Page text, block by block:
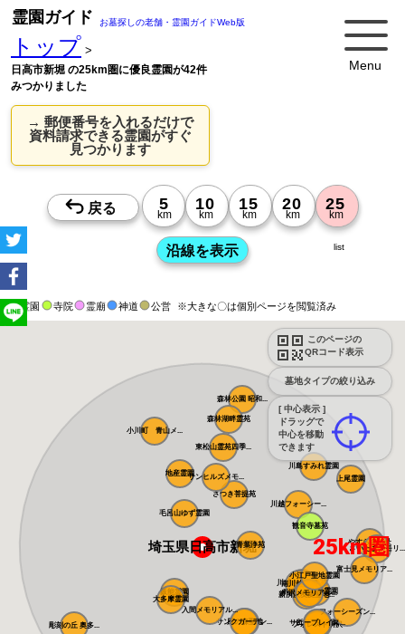
Menu
霊園ガイド お墓探しの老舗・霊園ガイドWeb版
トップ >
日高市新堀 の25km圏に優良霊園が42件
みつかりました
→ 郵便番号を入れるだけで
資料請求できる霊園がすぐ
見つかります
霊園 寺院 霊廟 神道 公営 ※大きな〇は個別ページを閲覧済み
このページの
QRコード表示
墓地タイプの絞り込み
[ 中心表示 ]
ドラッグで
中心を移動
できます
list
やすらぎの杜
さいたまメモリ...
上尾霊園
所沢聖地霊園
フォレスト所沢
風の森聖地
サンクガーデン...
入間メモリアル...
飯能霊園
フォーシーズン...
川越フォーシー...
川越さくら浄苑
メモリアルパー...
観音寺墓苑
森林公園 昭和...
さつき菩提苑
青葉浄苑
ふじみ野霊園
毛呂山ゆず霊園
地産霊園サンヒルズメモ...
森林湖畔霊苑
南川越霊園
新所沢友愛聖地...
所沢メモリアル...
富士見メモリア...
小川町 青山メ...
サニープレイス...
小江戸聖地霊園
東松山霊苑四季...
川島すみれ霊園
大多摩霊園
彫刻の丘 奥多...
埼玉県日高市新堀 25km圏